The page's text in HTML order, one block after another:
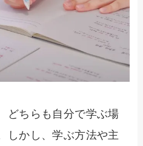
どちらも自分で学ぶ場
しかし、学ぶ方法や主